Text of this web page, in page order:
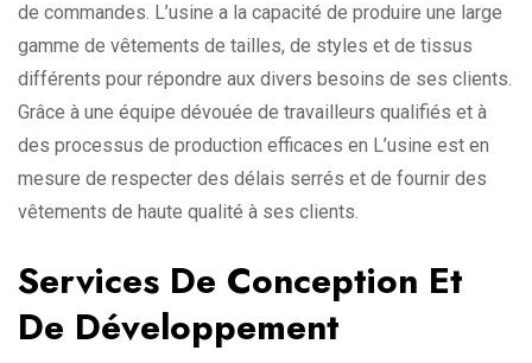
de commandes. L’usine a la capacité de produire une large
gamme de vêtements de tailles, de styles et de tissus
différents pour répondre aux divers besoins de ses clients.
Grâce à une équipe dévouée de travailleurs qualifiés et à
des processus de production efficaces en L’usine est en
mesure de respecter des délais serrés et de fournir des
vêtements de haute qualité à ses clients.
Services De Conception Et
De Développement